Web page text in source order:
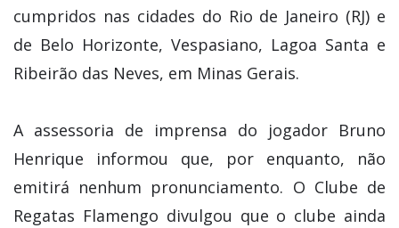
cumpridos nas cidades do Rio de Janeiro (RJ) e
de Belo Horizonte, Vespasiano, Lagoa Santa e
Ribeirão das Neves, em Minas Gerais.
A assessoria de imprensa do jogador Bruno
Henrique informou que, por enquanto, não
emitirá nenhum pronunciamento. O Clube de
Regatas Flamengo divulgou que o clube ainda